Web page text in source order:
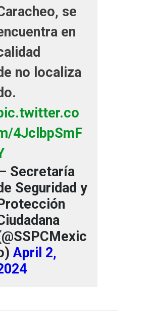
se
en
no localiza
4JclbpSmF
Secretaría
Seguridad y
April 2,